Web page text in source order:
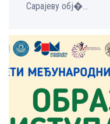
Сарајеву обј�...